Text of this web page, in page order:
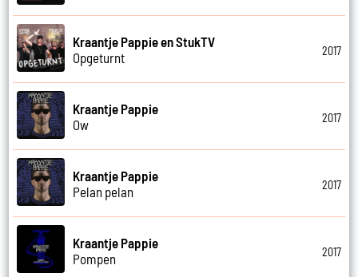
Kraantje Pappie en StukTV
Opgeturnt
2017
Kraantje Pappie
Ow
2017
Kraantje Pappie
Pelan pelan
2017
Kraantje Pappie
Pompen
2017